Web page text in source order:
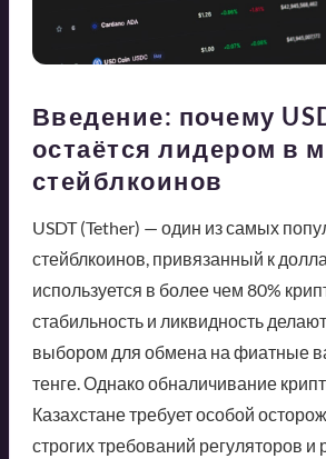
Введение: почему
остаётся лидером в
стейблкоинов
USDT (Tether) — один из самых
стейблкоинов, привязанный к
используется в более чем 80%
стабильность и ликвидность
выбором для обмена на фиатные
тенге. Однако обналичивание
Казахстане требует особой
строгих требований регуляторов и